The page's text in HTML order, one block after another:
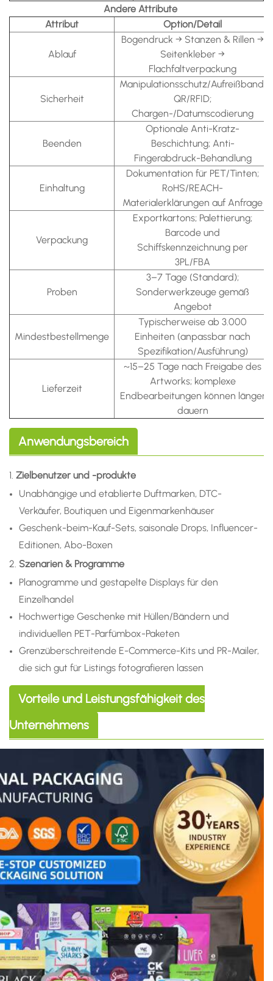
Andere Attribute
Attribut
Option/Detail
Ablauf
Bogendruck → Stanzen & Rillen →
Seitenkleber →
Flachfaltverpackung
Sicherheit
Manipulationsschutz/Aufreißband;
QR/RFID;
Chargen-/Datumscodierung
Beenden
Optionale Anti-Kratz-
Beschichtung; Anti-
Fingerabdruck-Behandlung
Einhaltung
Dokumentation für PET/Tinten;
RoHS/REACH-
Materialerklärungen auf Anfrage
Verpackung
Exportkartons; Palettierung;
Barcode und
Schiffskennzeichnung per
3PL/FBA
Proben
3–7 Tage (Standard);
Sonderwerkzeuge gemäß
Angebot
Mindestbestellmenge
Typischerweise ab 3.000
Einheiten (anpassbar nach
Spezifikation/Ausführung)
Lieferzeit
~15–25 Tage nach Freigabe des
Artworks; komplexe
Endbearbeitungen können länger
dauern
Anwendungsbereich
1. Zielbenutzer und -produkte
Unabhängige und etablierte Duftmarken, DTC-
Verkäufer, Boutiquen und Eigenmarkenhäuser
Geschenk-beim-Kauf-Sets, saisonale Drops, Influencer-
Editionen, Abo-Boxen
2. Szenarien & Programme
Planogramme und gestapelte Displays für den
Einzelhandel
Hochwertige Geschenke mit Hüllen/Bändern und
individuellen PET-Parfümbox-Paketen
Grenzüberschreitende E-Commerce-Kits und PR-Mailer,
die sich gut für Listings fotografieren lassen
Vorteile und Leistungsfähigkeit des
Unternehmens